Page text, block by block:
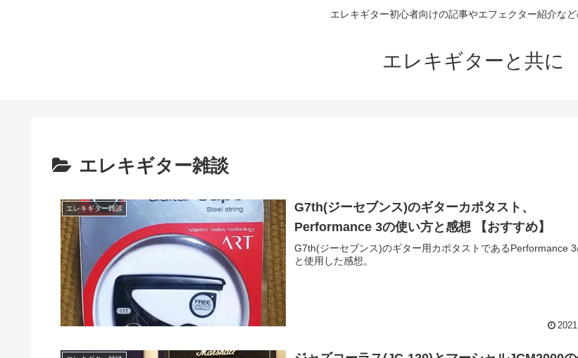
エレキギター初心者向けの記事やエフェクター紹介な
エレキギターと共に
エレキギター雑談
エレキギター雑談
G7th(ジーセブンス)のギターカポタスト、
Performance 3の使い方と感想 【おすすめ】
G7th(ジーセブンス)のギター用カポタストであるPerformance
と使用した感想。